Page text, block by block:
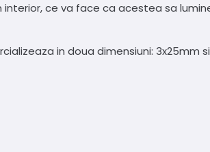
ce va face ca acestea sa
in doua dimensiuni: 3x25mm